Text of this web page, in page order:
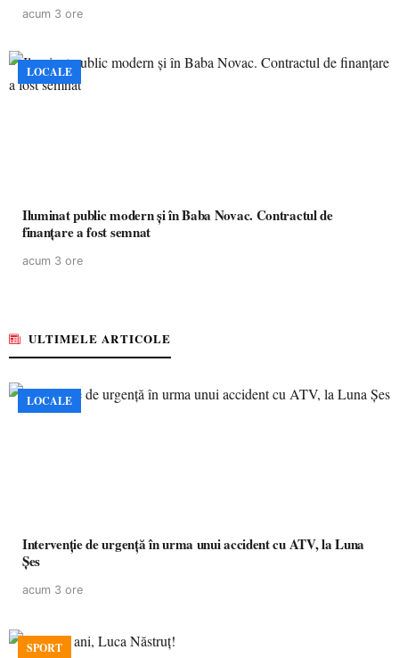
acum 3 ore
LOCALE
Iluminat public modern și în Baba Novac. Contractul de
finanțare a fost semnat
acum 3 ore
ULTIMELE ARTICOLE
LOCALE
Intervenție de urgență în urma unui accident cu ATV, la Luna
Șes
acum 3 ore
SPORT